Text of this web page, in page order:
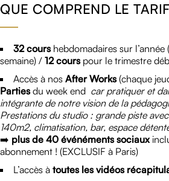
QUE COMPREND LE
32 courshebdomadaires sur l’année
semaine) / 12 courspour le trimestre
Accès à nos After Works(chaque
Partiesdu week end car pratiquer et
intégrante de notre vision de la
Prestations du studio : grande piste
140m2, climatisation, bar, espace
➡️ plus de 40 événéments sociaux
abonnement ! (EXCLUSIF à Paris)
L’accès à toutes les vidéos